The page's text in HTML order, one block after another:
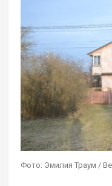
Фото: Эмилия Траум /